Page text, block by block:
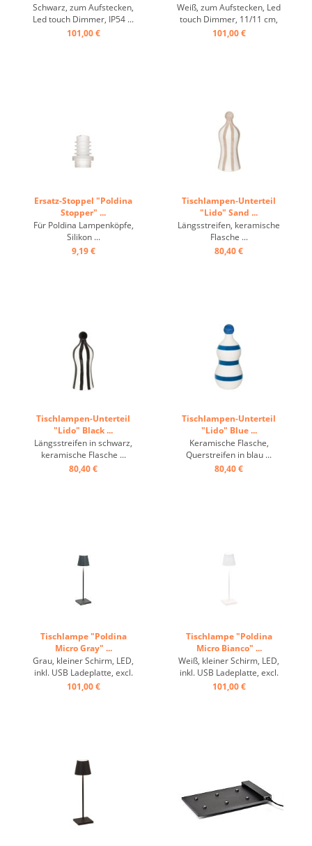
Schwarz, zum Aufstecken,
Led touch Dimmer, IP54 ...
101,00 €
...
Weiß, zum Aufstecken, Led
touch Dimmer, 11/11 cm,
IP54 ...
101,00 €
Ersatz-Stoppel "Poldina
Stopper" ...
Für Poldina Lampenköpfe,
Silikon ...
9,19 €
Tischlampen-Unterteil
"Lido" Sand ...
Längsstreifen, keramische
Flasche ...
80,40 €
Tischlampen-Unterteil
"Lido" Black ...
Längsstreifen in schwarz,
keramische Flasche ...
80,40 €
Tischlampen-Unterteil
"Lido" Blue ...
Keramische Flasche,
Querstreifen in blau ...
80,40 €
Tischlampe "Poldina
Micro Gray" ...
Grau, kleiner Schirm, LED,
inkl. USB Ladeplatte, excl.
Schuko ...
101,00 €
Tischlampe "Poldina
Micro Bianco" ...
Weiß, kleiner Schirm, LED,
inkl. USB Ladeplatte, excl.
Schuko ...
101,00 €